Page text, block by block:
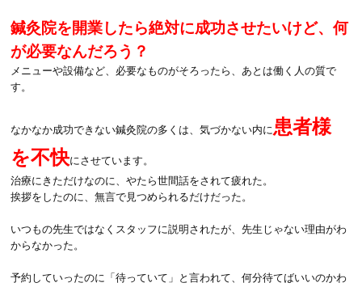
鍼灸院を開業したら絶対に成功させたいけど、何
が必要なんだろう？
メニューや設備など、必要なものがそろったら、あとは働く人の質で
す。
なかなか成功できない鍼灸院の多くは、気づかない内に患者様
を不快にさせています。
治療にきただけなのに、やたら世間話をされて疲れた。
挨拶をしたのに、無言で見つめられるだけだった。
いつもの先生ではなくスタッフに説明されたが、先生じゃない理由がわ
からなかった。
予約していったのに「待っていて」と言われて、何分待てばいいのかわ